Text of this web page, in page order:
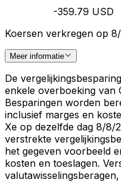
-359.79 USD
Koersen verkregen op
Meer informatie
De
enkele overboeking van
Besparingen worden
inclusief marges en
Xe op dezelfde dag 8/8/
verstrekte
het gegeven voorbeeld
kosten en toeslagen.